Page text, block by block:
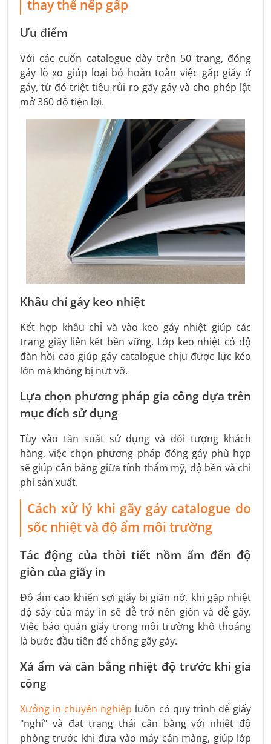
thay thế nếp gấp
Ưu điểm
Với các cuốn catalogue dày trên 50 trang, đóng
gáy lò xo giúp loại bỏ hoàn toàn việc gấp giấy ở
gáy, từ đó triệt tiêu rủi ro gãy gáy và cho phép lật
mở 360 độ tiện lợi.
Khâu chỉ gáy keo nhiệt
Kết hợp khâu chỉ và vào keo gáy nhiệt giúp các
trang giấy liên kết bền vững. Lớp keo nhiệt có độ
đàn hồi cao giúp gáy catalogue chịu được lực kéo
lớn mà không bị nứt vỡ.
Lựa chọn phương pháp gia công dựa trên
mục đích sử dụng
Tùy vào tần suất sử dụng và đối tượng khách
hàng, việc chọn phương pháp đóng gáy phù hợp
sẽ giúp cân bằng giữa tính thẩm mỹ, độ bền và chi
phí sản xuất.
Cách xử lý khi gãy gáy catalogue do
sốc nhiệt và độ ẩm môi trường
Tác động của thời tiết nồm ẩm đến độ
giòn của giấy in
Độ ẩm cao khiến sợi giấy bị giãn nở, khi gặp nhiệt
độ sấy của máy in sẽ dễ trở nên giòn và dễ gãy.
Việc bảo quản giấy trong môi trường khô thoáng
là bước đầu tiên để chống gãy gáy.
Xả ẩm và cân bằng nhiệt độ trước khi gia
công
Xưởng in chuyên nghiệp luôn có quy trình để giấy
"nghỉ" và đạt trạng thái cân bằng với nhiệt độ
phòng trước khi đưa vào máy cán màng, giúp lớp